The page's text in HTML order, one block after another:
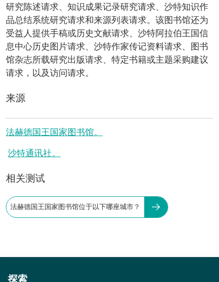
研究陈述请求、知识成果记录研究请求、沙特知识作
品总结系统研究请求和来源列表请求。该图书馆还为
受益人提供手稿或历史文献请求、沙特阿拉伯王国信
息中心历史图片请求、沙特作家传记资料请求、图书
馆杂志所载研究出版请求、特定书籍或主题采购建议
请求，以及访问请求。
来源
法赫德国王国家图书馆。
沙特通讯社。
相关测试
法赫德国王国家图书馆位于以下哪座城市？